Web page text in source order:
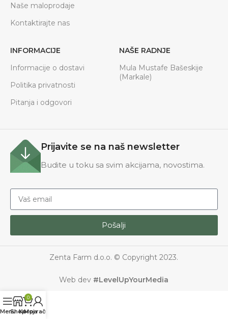
Naše maloprodaje
Kontaktirajte nas
INFORMACIJE
Informacije o dostavi
Politika privatnosti
Pitanja i odgovori
NAŠE RADNJE
Mula Mustafe Bašeskije
(Markale)
Prijavite se na naš newsletter
Budite u toku sa svim akcijama, novostima.
Pošalji
Zenta Farm d.o.o. © Copyright 2023.
Web dev #LevelUpYourMedia
MenuShop
0
Korpa
Moj račun